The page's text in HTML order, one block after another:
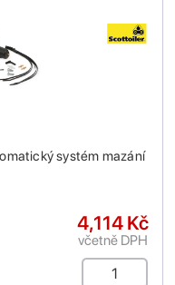
systém mazání
4,114 Kč
včetně DPH